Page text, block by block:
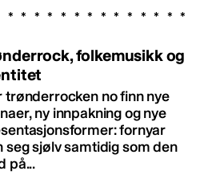
folkemusikk og
trønderrocken no finn nye
ny innpakning og nye
fornyar
seg sjølv samtidig som den
på...